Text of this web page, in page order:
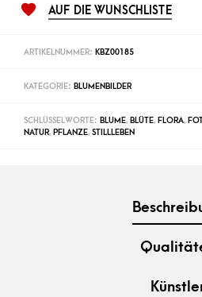
AUF DIE WUNSCHLISTE
ARTIKELNUMMER: KBZ00185
KATEGORIE: BLUMENBILDER
SCHLÜSSELWORTE: BLUME, BLÜTE, FLORA,
NATUR, PFLANZE, STILLLEBEN